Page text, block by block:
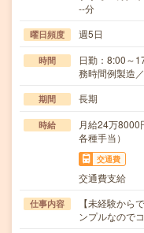
--分
曜日頻度 週5日
時間
日勤：8:00～
務時間例製造
期間 長期
時給
月給24万8000
各種手当）
交通費
交通費支給
仕事内容
【未経験から
ンプルなので